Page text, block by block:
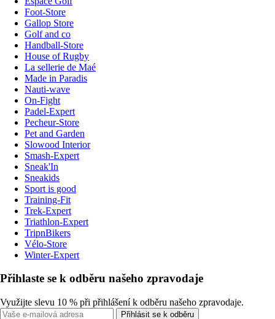
Foot-Store
Gallop Store
Golf and co
Handball-Store
House of Rugby
La sellerie de Maé
Made in Paradis
Nauti-wave
On-Fight
Padel-Expert
Pecheur-Store
Pet and Garden
Slowood Interior
Smash-Expert
Sneak'In
Sneakids
Sport is good
Training-Fit
Trek-Expert
Triathlon-Expert
TripnBikers
Vélo-Store
Winter-Expert
Přihlaste se k odběru našeho zpravodaje
Využijte slevu 10 % při přihlášení k odběru našeho zpravodaje.
Přihlásit se k odběru